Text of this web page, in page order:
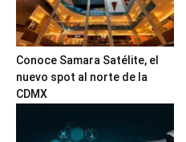
Conoce Samara Satélite, el
nuevo spot al norte de la
CDMX